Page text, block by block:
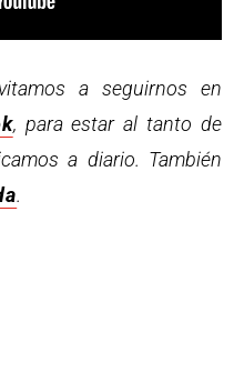
a seguirnos en
, para estar al tanto de
a diario. También
.